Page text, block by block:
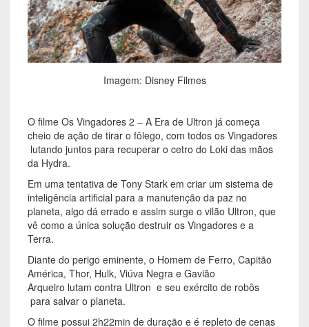
Imagem: Disney Filmes
O filme Os Vingadores 2 – A Era de Ultron já começa
cheio de ação de tirar o fôlego, com todos os Vingadores
lutando juntos para recuperar o cetro do Loki das mãos
da Hydra.
Em uma tentativa de Tony Stark em criar um sistema de
inteligência artificial para a manutenção da paz no
planeta, algo dá errado e assim surge o vilão Ultron, que
vê como a única solução destruir os Vingadores e a
Terra.
Diante do perigo eminente, o Homem de Ferro, Capitão
América, Thor, Hulk, Viúva Negra e Gavião
Arqueiro lutam contra Ultron e seu exército de robôs
para salvar o planeta.
O filme possui 2h22min de duração e é repleto de cenas